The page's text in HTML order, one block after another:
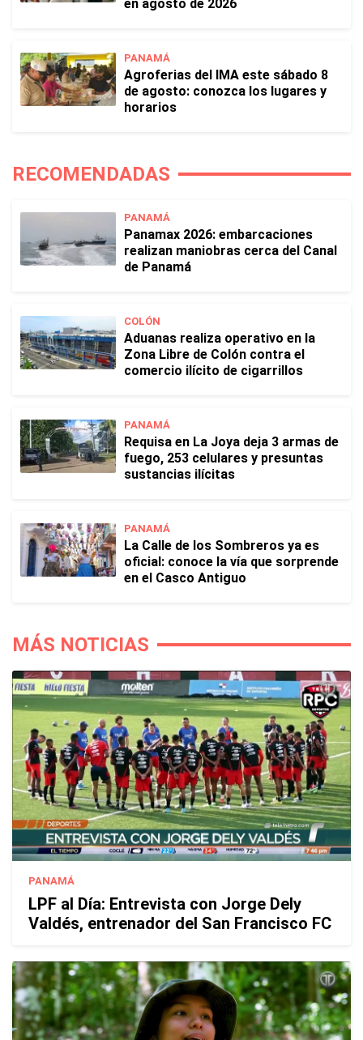
en agosto de 2026
PANAMÁ
Agroferias del IMA este sábado 8
de agosto: conozca los lugares y
horarios
RECOMENDADAS
PANAMÁ
Panamax 2026: embarcaciones
realizan maniobras cerca del Canal
de Panamá
COLÓN
Aduanas realiza operativo en la
Zona Libre de Colón contra el
comercio ilícito de cigarrillos
PANAMÁ
Requisa en La Joya deja 3 armas de
fuego, 253 celulares y presuntas
sustancias ilícitas
PANAMÁ
La Calle de los Sombreros ya es
oficial: conoce la vía que sorprende
en el Casco Antiguo
MÁS NOTICIAS
PANAMÁ
LPF al Día: Entrevista con Jorge Dely
Valdés, entrenador del San Francisco FC